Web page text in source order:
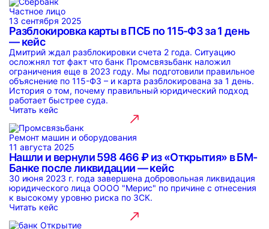
Частное лицо
13 сентября 2025
Разблокировка карты в ПСБ по 115-ФЗ за 1 день
— кейс
Дмитрий ждал разблокировки счета 2 года. Ситуацию
осложнял тот факт что банк Промсвязьбанк наложил
ограничения еще в 2023 году. Мы подготовили правильное
объяснение по 115-ФЗ – и карта разблокирована за 1 день.
История о том, почему правильный юридический подход
работает быстрее суда.
Читать кейс
Ремонт машин и оборудования
11 августа 2025
Нашли и вернули 598 466 ₽ из «Открытия» в БМ-
Банке после ликвидации — кейс
30 июня 2023 г. года завершена добровольная ликвидация
юридического лица ОООО "Мерис" по причине с отнесения
к высокому уровню риска по ЗСК.
Читать кейс